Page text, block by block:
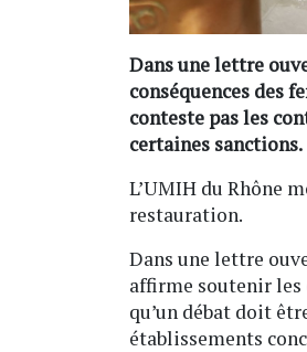
Dans une lettre
conséquences des
conteste pas les
certaines sanctions.
L’UMIH du Rhône
restauration.
Dans une lettre
affirme soutenir les
qu’un débat doit
établissements